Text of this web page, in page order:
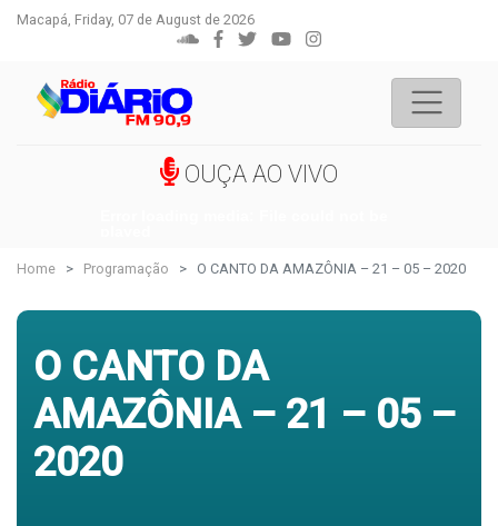
Macapá, Friday, 07 de August de 2026
OUÇA AO VIVO
Home Programação O CANTO DA AMAZÔNIA – 21 – 05 – 2020
O CANTO DA
AMAZÔNIA – 21 – 05 –
2020